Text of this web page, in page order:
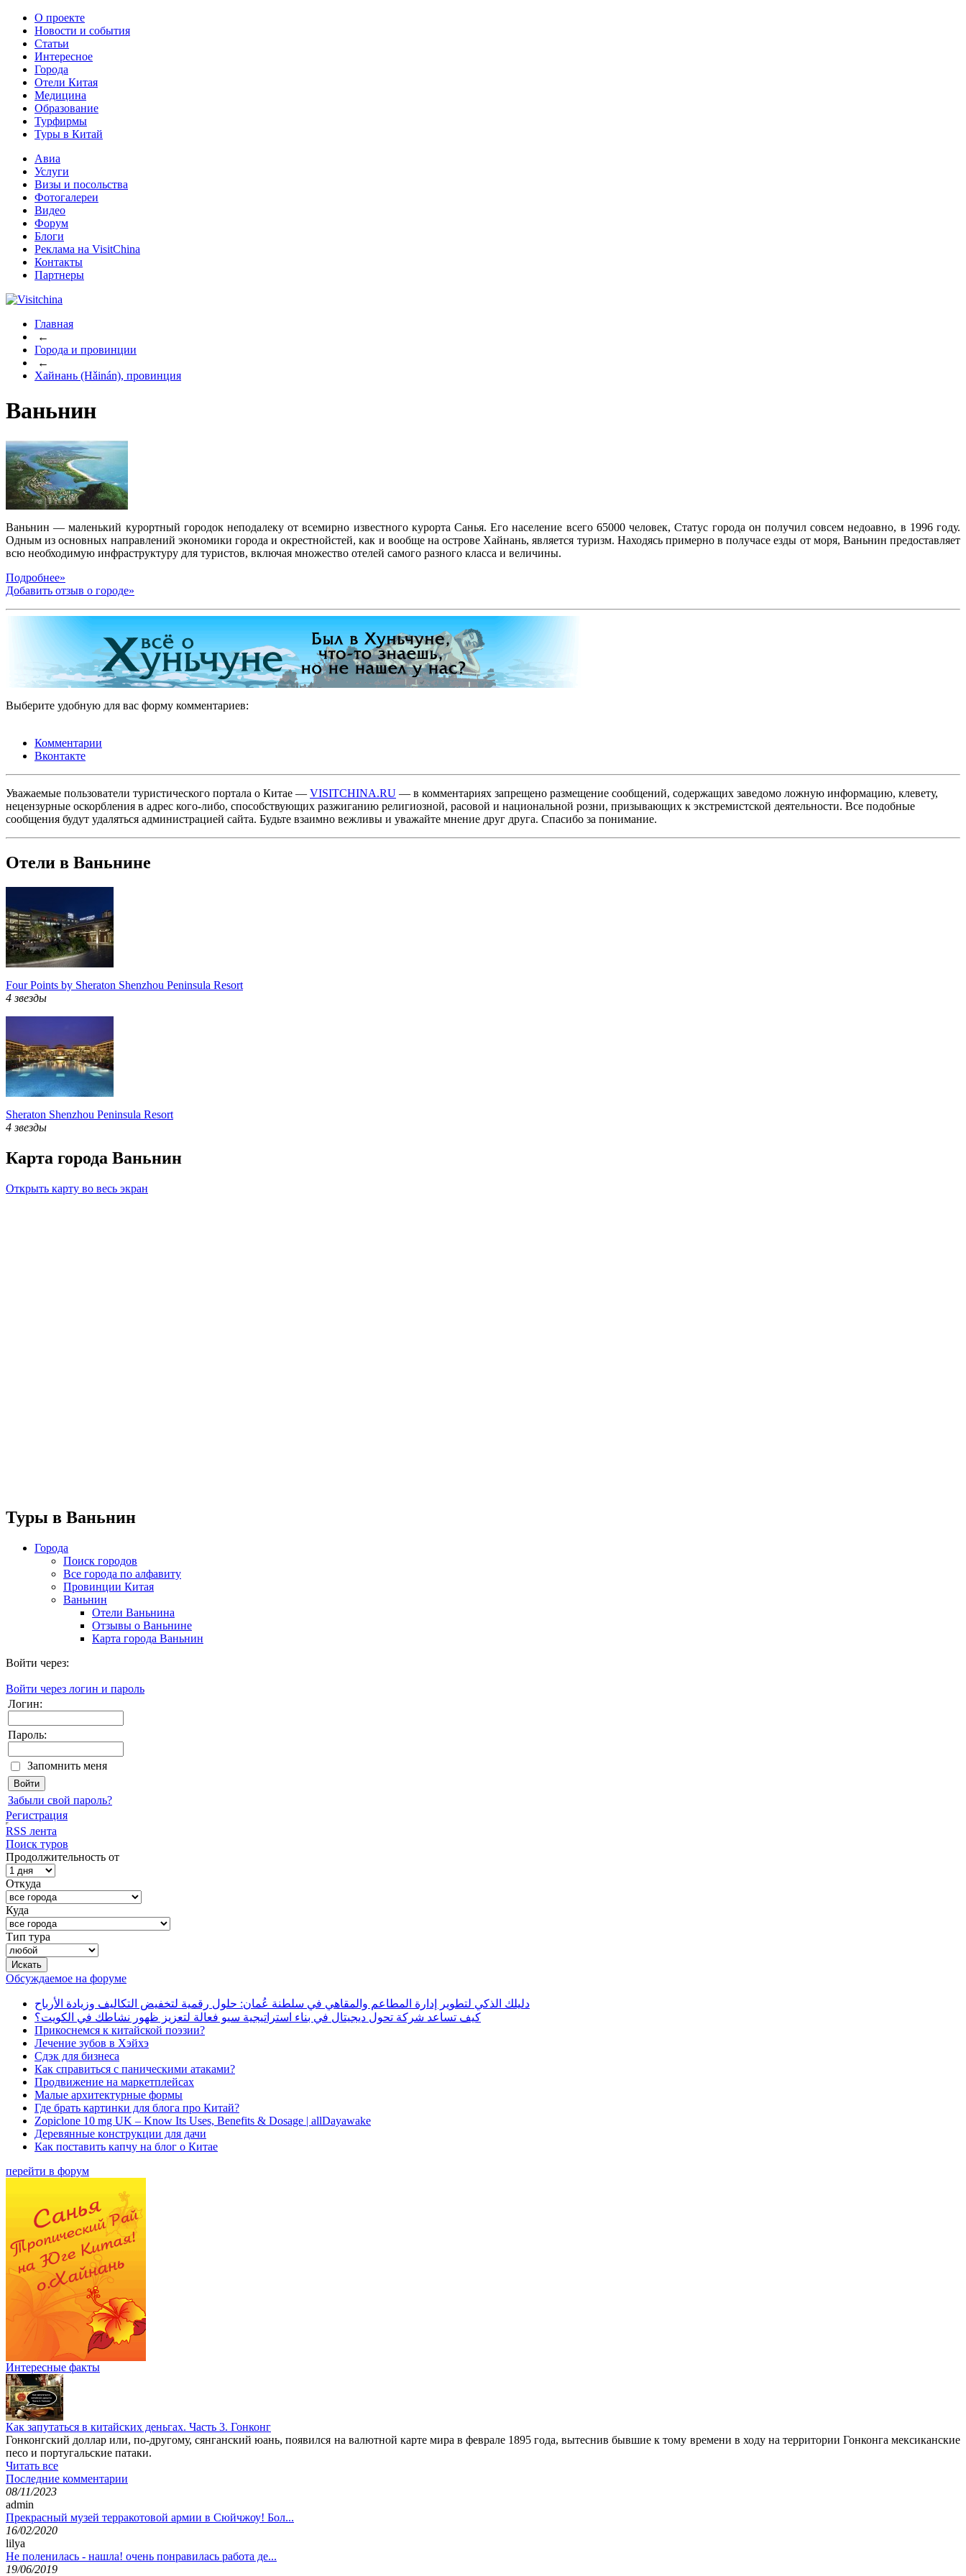
О проекте
Новости и события
Статьи
Интересное
Города
Отели Китая
Медицина
Образование
Турфирмы
Туры в Китай
Авиа
Услуги
Визы и посольства
Фотогалереи
Видео
Форум
Блоги
Реклама на VisitChina
Контакты
Партнеры
Главная
←
Города и провинции
←
Хайнань (Hǎinán), провинция
Ваньнин
Ваньнин — маленький курортный городок неподалеку от всемирно известного курорта Санья. Его население всего 65000 человек, Статус города он получил совсем недоавно, в 1996 году.
Одным из основных направлений экономики города и окрестнойстей, как и вообще на острове Хайнань, является туризм. Находясь примерно в получасе езды от моря, Ваньнин предоставляет
всю необходимую инфраструктуру для туристов, включая множество отелей самого разного класса и величины.
Подробнее»
Добавить отзыв о городе»
Выберите удобную для вас форму комментариев:
Комментарии
Вконтакте
Уважаемые пользователи туристического портала о Китае — VISITCHINA.RU — в комментариях запрещено размещение сообщений, содержащих заведомо ложную информацию, клевету,
нецензурные оскорбления в адрес кого-либо, способствующих разжиганию религиозной, расовой и национальной розни, призывающих к экстремистской деятельности. Все подобные
сообщения будут удаляться администрацией сайта. Будьте взаимно вежливы и уважайте мнение друг друга. Спасибо за понимание.
Отели в Ваньнине
Four Points by Sheraton Shenzhou Peninsula Resort
4 звезды
Sheraton Shenzhou Peninsula Resort
4 звезды
Карта города Ваньнин
Открыть карту во весь экран
Туры в Ваньнин
Города
Поиск городов
Все города по алфавиту
Провинции Китая
Ваньнин
Отели Ваньнина
Отзывы о Ваньнине
Карта города Ваньнин
Войти через:
Войти через логин и пароль
Логин:
Пароль:
Запомнить меня
Забыли свой пароль?
Регистрация
RSS лента
Поиск туров
Продолжительность от
Откуда
Куда
Тип тура
Обсуждаемое на форуме
دليلك الذكي لتطوير إدارة المطاعم والمقاهي في سلطنة عُمان: حلول رقمية لتخفيض التكاليف وزيادة الأرباح
كيف تساعد شركة تحول ديجيتال في بناء استراتيجية سيو فعالة لتعزيز ظهور نشاطك في الكويت؟
Прикоснемся к китайской поэзии?
Лечение зубов в Хэйхэ
Сдэк для бизнеса
Как справиться с паническими атаками?
Продвижение на маркетплейсах
Малые архитектурные формы
Где брать картинки для блога про Китай?
Zopiclone 10 mg UK – Know Its Uses, Benefits & Dosage | allDayawake
Деревянные конструкции для дачи
Как поставить капчу на блог о Китае
перейти в форум
Интересные факты
Как запутаться в китайских деньгах. Часть 3. Гонконг
Гонконгский доллар или, по-другому, сянганский юань, появился на валютной карте мира в феврале 1895 года, вытеснив бывшие к тому времени в ходу на территории Гонконга мексиканские
песо и португальские патаки.
Читать все
Последние комментарии
08/11/2023
admin
Прекрасный музей терракотовой армии в Сюйчжоу! Бол...
16/02/2020
lilya
Не поленилась - нашла! очень понравилась работа де...
19/06/2019